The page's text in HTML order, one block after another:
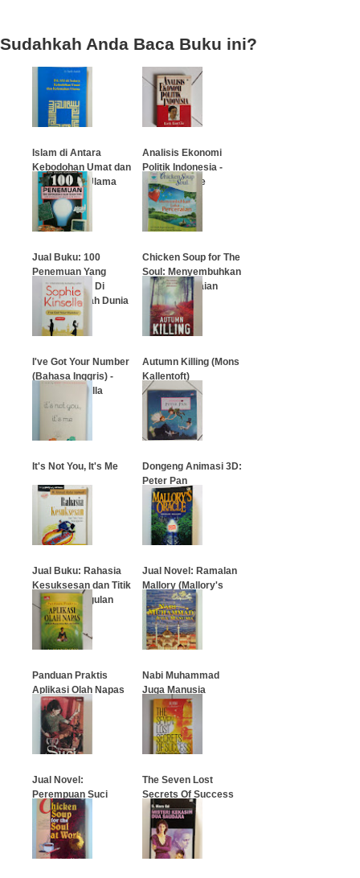
Sudahkah Anda Baca Buku ini?
Islam di Antara
Kebodohan Umat dan
Kelemahan Ulama
…
Analisis Ekonomi
Politik Indonesia -
Kwik Kian Gie
…
Jual Buku: 100
Penemuan Yang
Berpengaruh Di
Dalam Sejarah Dunia
…
Chicken Soup for The
Soul: Menyembuhkan
Luka Perceraian
…
I've Got Your Number
(Bahasa Inggris) -
Sophie Kinsella
Autumn Killing (Mons
Kallentoft)
It's Not You, It's Me
…
Dongeng Animasi 3D:
Peter Pan
…
Jual Buku: Rahasia
Kesuksesan dan Titik
Tolak Keunggulan
Jual Novel: Ramalan
Mallory (Mallory's
Oracle)
…
Panduan Praktis
Aplikasi Olah Napas
Nabi Muhammad
Juga Manusia
Jual Novel:
Perempuan Suci
The Seven Lost
Secrets Of Success
(Joe Vitale)
…